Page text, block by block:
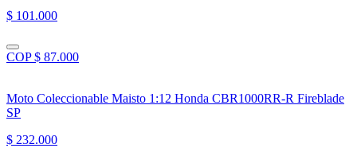
$ 101.000
COP $ 87.000
Moto Coleccionable Maisto 1:12 Honda CBR1000RR-R Fireblade
SP
$ 232.000